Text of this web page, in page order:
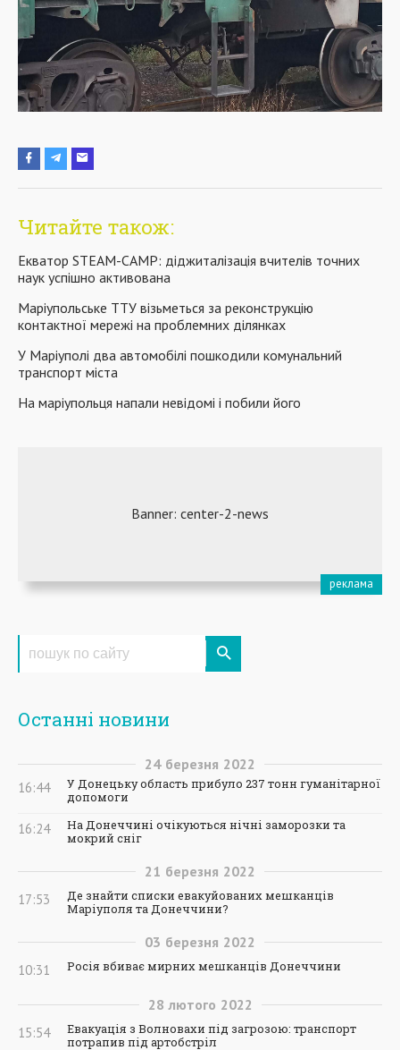
Читайте також:
Екватор STEAM-CAMP: діджиталізація вчителів точних
наук успішно активована
Маріупольське ТТУ візьметься за реконструкцію
контактної мережі на проблемних ділянках
У Маріуполі два автомобілі пошкодили комунальний
транспорт міста
На маріупольця напали невідомі і побили його
Останні новини
24 березня 2022
16:44
У Донецьку область прибуло 237 тонн гуманітарної
допомоги
16:24
На Донеччині очікуються нічні заморозки та
мокрий сніг
21 березня 2022
17:53
Де знайти списки евакуйованих мешканців
Маріуполя та Донеччини?
03 березня 2022
10:31 Росія вбиває мирних мешканців Донеччини
28 лютого 2022
15:54
Евакуація з Волновахи під загрозою: транспорт
потрапив під артобстріл